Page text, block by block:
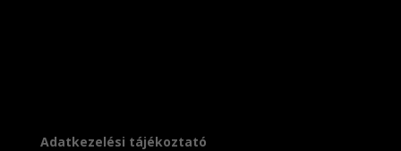
Adatkezelési tájékoztató